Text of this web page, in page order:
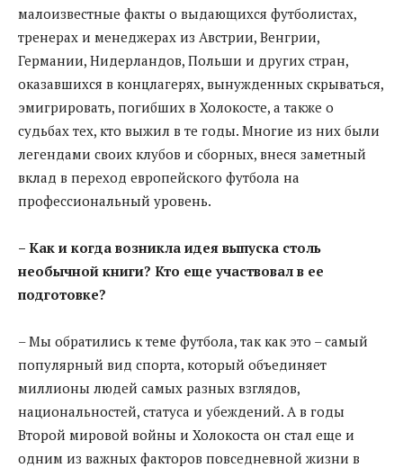
малоизвестные факты о выдающихся футболистах,
тренерах и менеджерах из Австрии, Венгрии,
Германии, Нидерландов, Польши и других стран,
оказавшихся в концлагерях, вынужденных скрываться,
эмигрировать, погибших в Холокосте, а также о
судьбах тех, кто выжил в те годы. Многие из них были
легендами своих клубов и сборных, внеся заметный
вклад в переход европейского футбола на
профессиональный уровень.
– Как и когда возникла идея выпуска столь
необычной книги? Кто еще участвовал в ее
подготовке?
– Мы обратились к теме футбола, так как это – самый
популярный вид спорта, который объединяет
миллионы людей самых разных взглядов,
национальностей, статуса и убеждений. А в годы
Второй мировой войны и Холокоста он стал еще и
одним из важных факторов повседневной жизни в